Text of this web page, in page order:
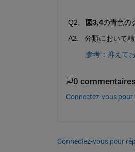
Q2. 図3,4の青色の
A2.   分類において
参考：抑えて
0 commentaires
Connectez-vous pour
Connectez-vous pour